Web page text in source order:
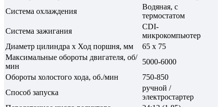
Система охлаждения
Водяная, с
термостатом
Система зажигания
CDI-
микрокомпьютер
Диаметр цилиндра х Ход поршня, мм
65 х 75
Максимальные обороты двигателя, об/
мин
5000-6000
Обороты холостого хода, об./мин
750-850
Способ запуска
ручной /
электростартер